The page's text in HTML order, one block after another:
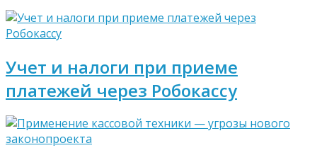
Учет и налоги при приеме
платежей через Робокассу